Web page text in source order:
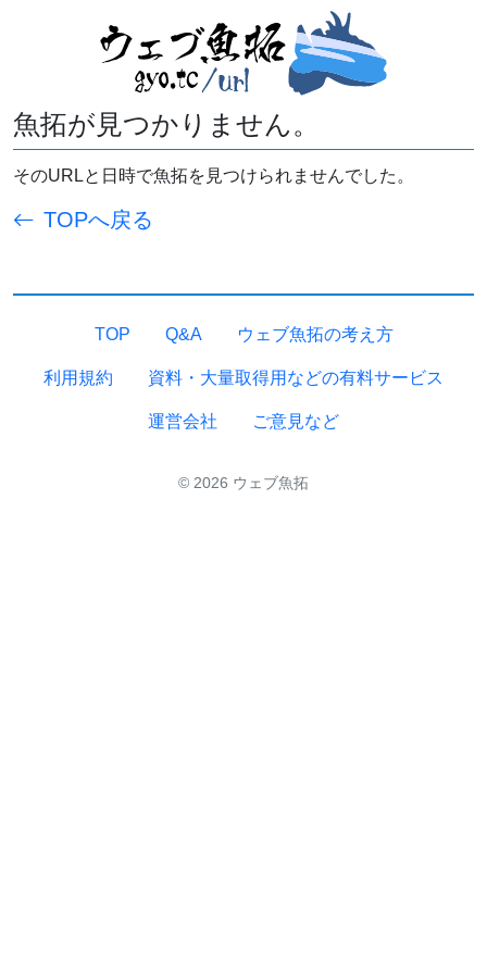
魚拓が見つかりません。
そのURLと日時で魚拓を見つけられませんでした。
TOPへ戻る
TOP Q&A ウェブ魚拓の考え方
利用規約 資料・大量取得用などの有料サービス
運営会社 ご意見など
© 2026 ウェブ魚拓